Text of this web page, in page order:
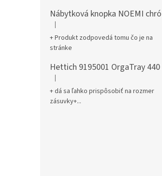
Hodnotenie produktu je 5 z 5
|
+ Produkt zodpovedá tomu čo je na
stránke
Hodnotenie produktu je 5 z 5
|
+ dá sa ľahko prispôsobiť na rozmer
zásuvky+...